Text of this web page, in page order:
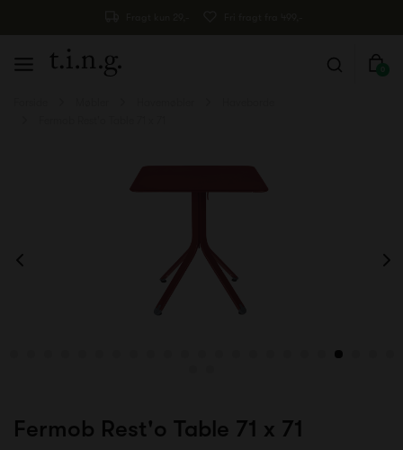
0
Fermob Rest'o Table 71 x 71